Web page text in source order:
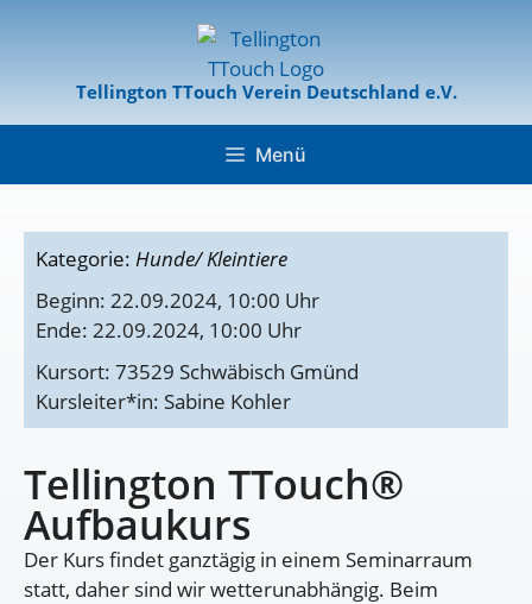
Tellington TTouch Verein Deutschland e.V.
Menü
Kategorie: Hunde/ Kleintiere
Beginn: 22.09.2024, 10:00 Uhr
Ende: 22.09.2024, 10:00 Uhr
Kursort: 73529 Schwäbisch Gmünd
Kursleiter*in: Sabine Kohler
Tellington TTouch®
Aufbaukurs
Der Kurs findet ganztägig in einem Seminarraum
statt, daher sind wir wetterunabhängig. Beim